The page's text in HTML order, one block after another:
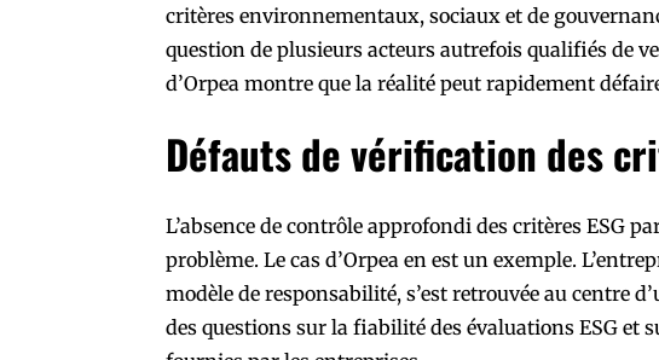
critères environnementaux, sociaux et de
question de plusieurs acteurs autrefois qualifiés de
d’Orpea montre que la réalité peut rapidement
Défauts de vérification des
L’absence de contrôle approfondi des critères ESG
problème. Le cas d’Orpea en est un exemple.
modèle de responsabilité, s’est retrouvée au centre
des questions sur la fiabilité des évaluations ESG et